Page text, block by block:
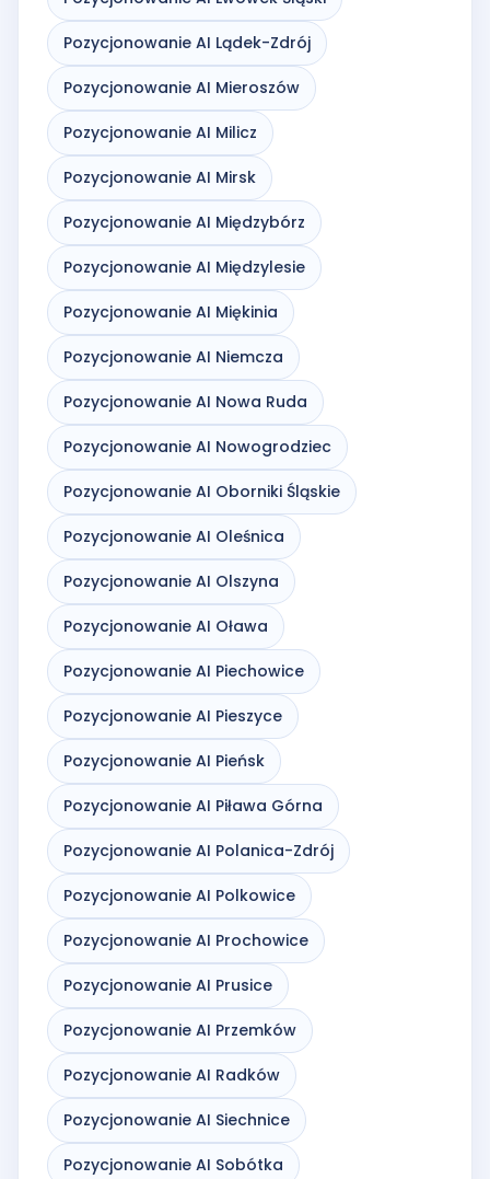
Pozycjonowanie AI Lądek-Zdrój
Pozycjonowanie AI Mieroszów
Pozycjonowanie AI Milicz
Pozycjonowanie AI Mirsk
Pozycjonowanie AI Międzybórz
Pozycjonowanie AI Międzylesie
Pozycjonowanie AI Miękinia
Pozycjonowanie AI Niemcza
Pozycjonowanie AI Nowa Ruda
Pozycjonowanie AI Nowogrodziec
Pozycjonowanie AI Oborniki Śląskie
Pozycjonowanie AI Oleśnica
Pozycjonowanie AI Olszyna
Pozycjonowanie AI Oława
Pozycjonowanie AI Piechowice
Pozycjonowanie AI Pieszyce
Pozycjonowanie AI Pieńsk
Pozycjonowanie AI Piława Górna
Pozycjonowanie AI Polanica-Zdrój
Pozycjonowanie AI Polkowice
Pozycjonowanie AI Prochowice
Pozycjonowanie AI Prusice
Pozycjonowanie AI Przemków
Pozycjonowanie AI Radków
Pozycjonowanie AI Siechnice
Pozycjonowanie AI Sobótka